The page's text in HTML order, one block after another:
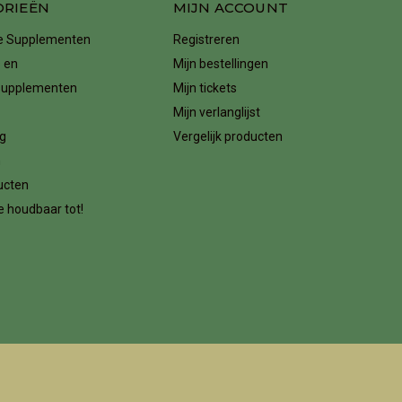
Supplementen
en
houdbaar tot!
MIJN ACCOUNT
Registreren
Mijn bestellingen
Mijn tickets
Mijn verlanglijst
Vergelijk producten